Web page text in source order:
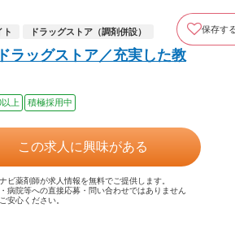
ト ドラッグストア（調剤併設） 保存す
ラッグストア／充実した教
上 積極採用中
この求人に興味がある
ビ薬剤師が求人情報を無料でご提供します。
病院等への直接応募・問い合わせではありません
安心ください。